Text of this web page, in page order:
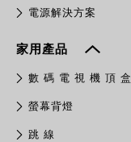
電源解決方案
家用產品
數 碼 電 視 機 頂 盒
螢幕背燈
跳 線